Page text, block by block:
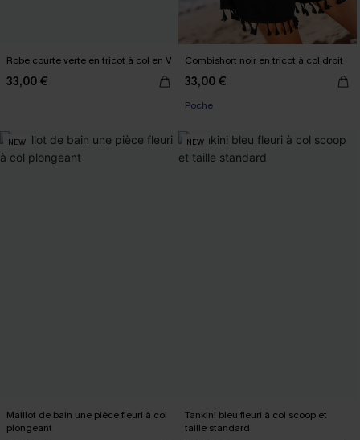
Robe courte verte en tricot à col en V
33,00 €
Combishort noir en tricot à col droit
33,00 €
Poche
NEW
Maillot de bain une pièce fleuri à col
plongeant
NEW
Tankini bleu fleuri à col scoop et
taille standard